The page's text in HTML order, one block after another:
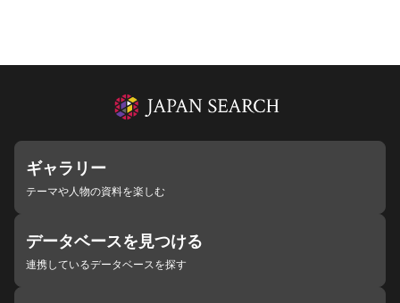
ギャラリー
テーマや人物の資料を楽しむ
データベースを見つける
連携しているデータベースを探す